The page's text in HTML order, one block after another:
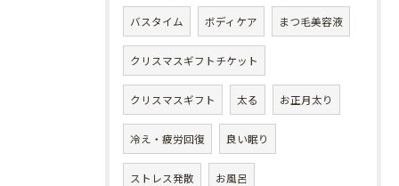
バスタイム ボディケア まつ毛美容液
クリスマスギフトチケット
クリスマスギフト 太る お正月太り
冷え・疲労回復 良い眠り
ストレス発散 お風呂